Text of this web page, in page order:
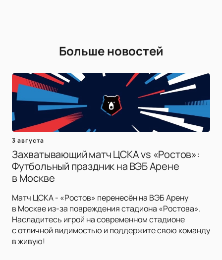
Больше новостей
3 августа
Захватывающий матч ЦСКА vs «Ростов»:
Футбольный праздник на ВЭБ Арене
в Москве
Матч ЦСКА - «Ростов» перенесён на ВЭБ Арену
в Москве из-за повреждения стадиона «Ростова».
Насладитесь игрой на современном стадионе
с отличной видимостью и поддержите свою команду
в живую!